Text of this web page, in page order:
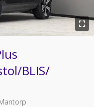
BLIS/